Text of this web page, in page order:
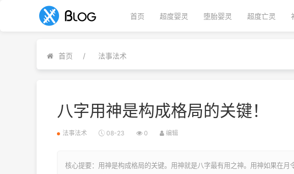
首页 超度婴灵 堕胎婴灵 超度亡灵
首页 法事法术
八字用神是构成格局的关键！
法事法术 08-23 0 编辑
核心提要：用神是构成格局的关键。用神就是八字最有用之神。用神如果在